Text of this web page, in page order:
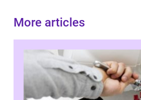
More articles